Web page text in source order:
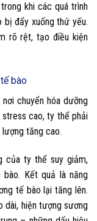
khi các quá trình
đẩy xuống thứ yếu.
rõ rệt, tạo điều kiện
bào
chuyển hóa dưỡng
cao, ty thể phải
tăng cao.
của ty thể suy giảm,
Kết quả là năng
tế bào lại tăng lên.
dài, hiện tượng sương